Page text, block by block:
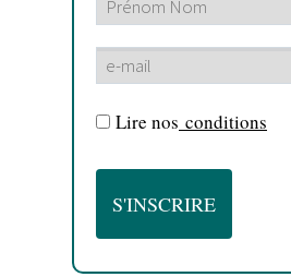
Lire nos conditions